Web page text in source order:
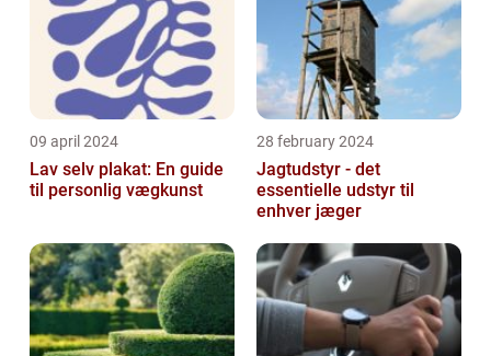
09 april 2024
Lav selv plakat: En guide
til personlig vægkunst
28 february 2024
Jagtudstyr - det
essentielle udstyr til
enhver jæger